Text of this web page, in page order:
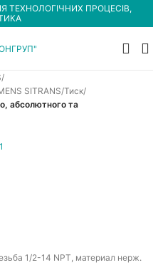
ТЕХНОЛОГІЧНИХ ПРОЦЕСІВ,
SITRANS Тиск
абсолютного та
1/2-14 NPT, материал нерж.